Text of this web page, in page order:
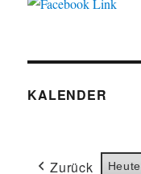
KALENDER
Zurück
Heute